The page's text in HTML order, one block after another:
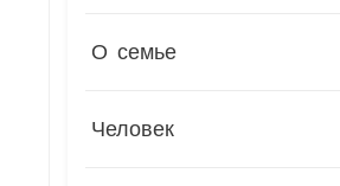
О семье
Человек